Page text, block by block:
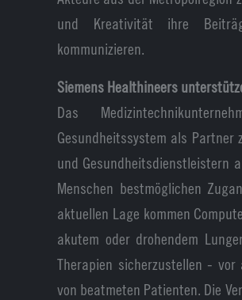
und Kreativität ihre
kommunizieren.
Siemens Healthineers
Das
Gesundheitssystem als
und Gesundheitsdienstleistern
Menschen bestmöglichen
aktuellen Lage kommen
akutem oder drohendem
Therapien sicherzustellen -
von beatmeten Patienten. Die